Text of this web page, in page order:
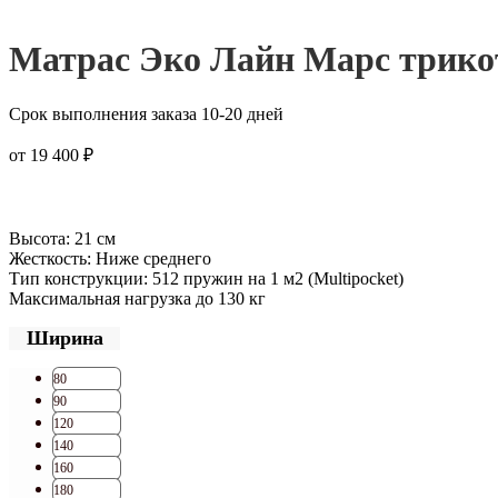
Матрас Эко Лайн Марс
Срок выполнения заказа 10-20 дней
от 19 400 ₽
Высота: 21 см
Жесткость: Ниже среднего
Тип конструкции: 512 пружин на 1 м2 (Multipocket)
Максимальная нагрузка до 130 кг
Ширина
80
90
120
140
160
180